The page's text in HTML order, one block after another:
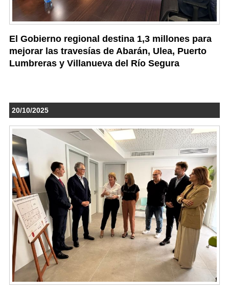
El Gobierno regional destina 1,3 millones para
mejorar las travesías de Abarán, Ulea, Puerto
Lumbreras y Villanueva del Río Segura
20/10/2025